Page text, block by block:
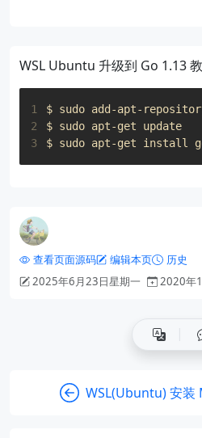
WSL Ubuntu 升级到 Go 1.13 教
1
2
$ sudo apt-get update
3
查看页面源码 编辑本页
历史
2025年6月23日星期一
2020年
WSL(Ubuntu) 安装